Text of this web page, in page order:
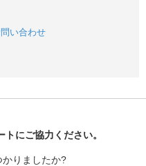
い合わせ
トにご協力ください。
りましたか?